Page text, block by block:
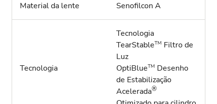
Material da lente Senofilcon A
Tecnologia
Tecnologia
TearStableTM Filtro de
Luz
OptiBlueTM Desenho
de Estabilização
Acelerada®